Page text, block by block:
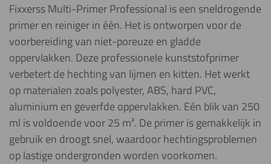
Fixxerss Multi-Primer Professional is een sneldrogende
primer en reiniger in één. Het is ontworpen voor de
voorbereiding van niet-poreuze en gladde
oppervlakken. Deze professionele kunststofprimer
verbetert de hechting van lijmen en kitten. Het werkt
op materialen zoals polyester, ABS, hard PVC,
aluminium en geverfde oppervlakken. Eén blik van 250
ml is voldoende voor 25 m². De primer is gemakkelijk in
gebruik en droogt snel, waardoor hechtingsproblemen
op lastige ondergronden worden voorkomen.